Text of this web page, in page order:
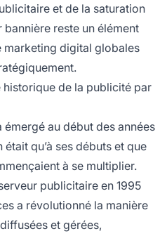
et de la saturation
reste un élément
marketing digital globales
historique de la publicité par
au début des années
était qu’à ses débuts et que
à se multiplier.
publicitaire en 1995
a révolutionné la manière
et gérées,